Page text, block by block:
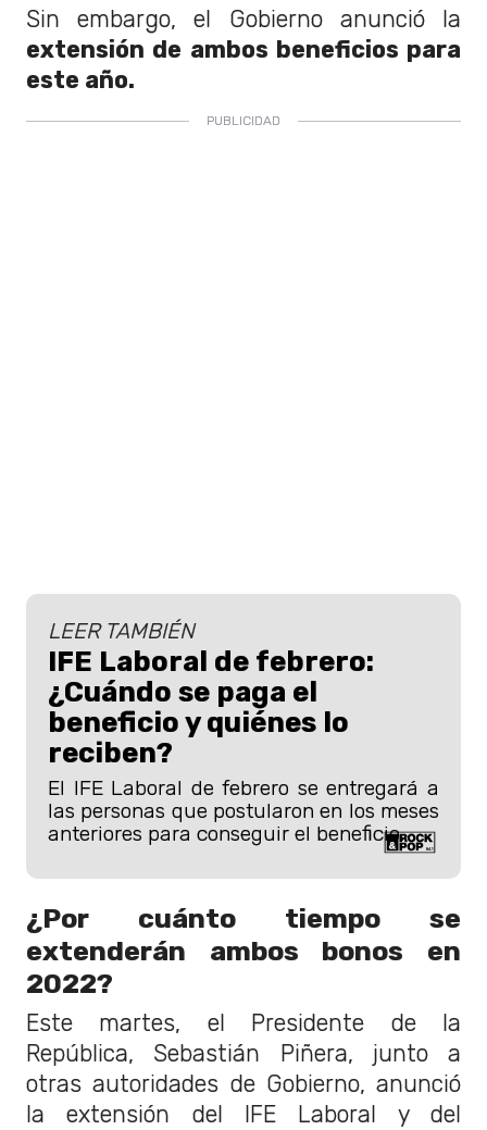
Sin embargo, el Gobierno anunció la
extensión de ambos beneficios para
este año.
LEER TAMBIÉN
IFE Laboral de febrero:
¿Cuándo se paga el
beneficio y quiénes lo
reciben?
El IFE Laboral de febrero se entregará a
las personas que postularon en los meses
anteriores para conseguir el beneficio.
¿Por cuánto tiempo se
extenderán ambos bonos en
2022?
Este martes, el Presidente de la
República, Sebastián Piñera, junto a
otras autoridades de Gobierno, anunció
la extensión del IFE Laboral y del